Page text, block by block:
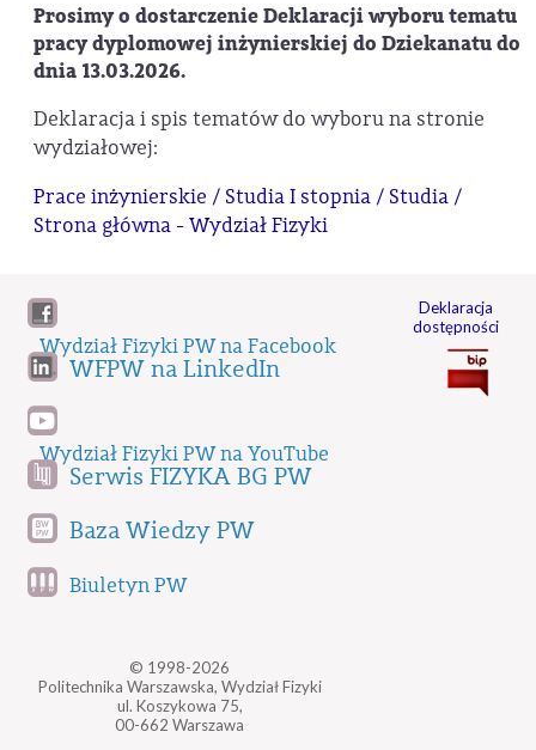
Prosimy o dostarczenie Deklaracji wyboru tematu
pracy dyplomowej inżynierskiej do Dziekanatu do
dnia 13.03.2026.
Deklaracja i spis tematów do wyboru na stronie
wydziałowej:
Prace inżynierskie / Studia I stopnia / Studia /
Strona główna - Wydział Fizyki
Wydział Fizyki PW na Facebook
WFPW na LinkedIn
Wydział Fizyki PW na YouTube
Serwis FIZYKA BG PW
Baza Wiedzy PW
Biuletyn PW
© 1998-2026
Politechnika Warszawska, Wydział Fizyki
ul. Koszykowa 75,
00-662 Warszawa
Deklaracja
dostępności